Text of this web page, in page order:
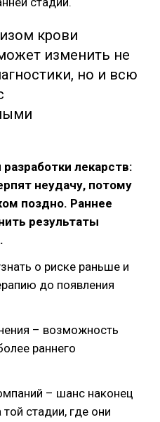
крови
изменить не
но и всю
лекарств:
неудачу, потому
поздно. Раннее
результаты
о риске раньше и
до появления
– возможность
раннего
– шанс наконец
стадии, где они